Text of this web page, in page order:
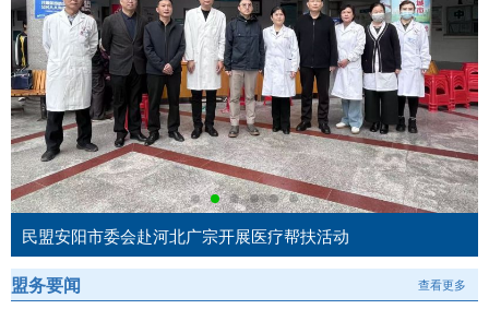
民盟安阳市委会赴河北广宗开展医疗帮扶活动
盟务要闻 查看更多